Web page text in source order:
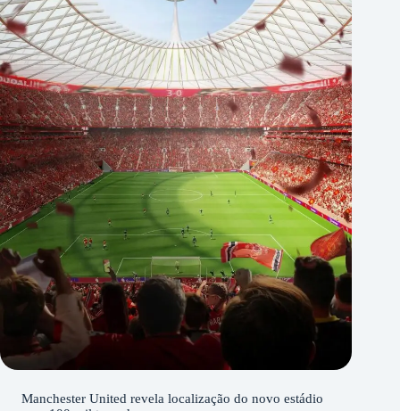
Manchester United revela localização do novo estádio